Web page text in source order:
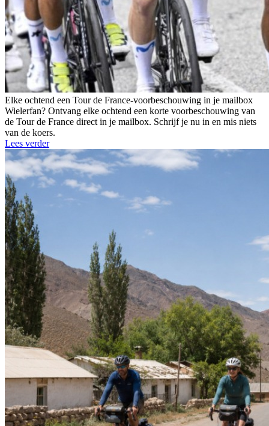
Elke ochtend een Tour de France-voorbeschouwing in je mailbox
Wielerfan? Ontvang elke ochtend een korte voorbeschouwing van
de Tour de France direct in je mailbox. Schrijf je nu in en mis niets
van de koers.
Lees verder